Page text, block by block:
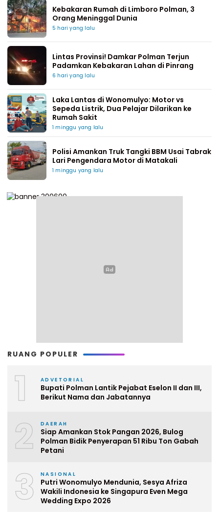
Kebakaran Rumah di Limboro Polman, 3
Orang Meninggal Dunia
5 hari yang lalu
Lintas Provinsi! Damkar Polman Terjun
Padamkan Kebakaran Lahan di Pinrang
6 hari yang lalu
Laka Lantas di Wonomulyo: Motor vs
Sepeda Listrik, Dua Pelajar Dilarikan ke
Rumah Sakit
1 minggu yang lalu
Polisi Amankan Truk Tangki BBM Usai Tabrak
Lari Pengendara Motor di Matakali
1 minggu yang lalu
RUANG POPULER
1 ADVETORIAL
Bupati Polman Lantik Pejabat Eselon II dan III,
Berikut Nama dan Jabatannya
2 DAERAH
Siap Amankan Stok Pangan 2026, Bulog
Polman Bidik Penyerapan 51 Ribu Ton Gabah
Petani
3 NASIONAL
Putri Wonomulyo Mendunia, Sesya Afriza
Wakili Indonesia ke Singapura Even Mega
Wedding Expo 2026